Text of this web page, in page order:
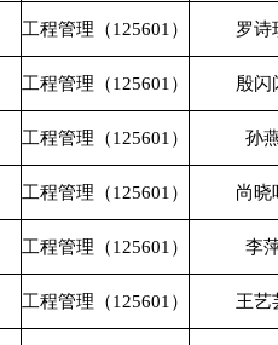
工程管理（125601） 罗诗
工程管理（125601） 殷闪
工程管理（125601） 孙
工程管理（125601） 尚晓
工程管理（125601） 李
工程管理（125601） 王艺